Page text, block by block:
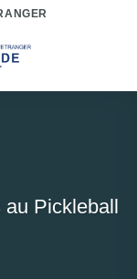
au Pickleball